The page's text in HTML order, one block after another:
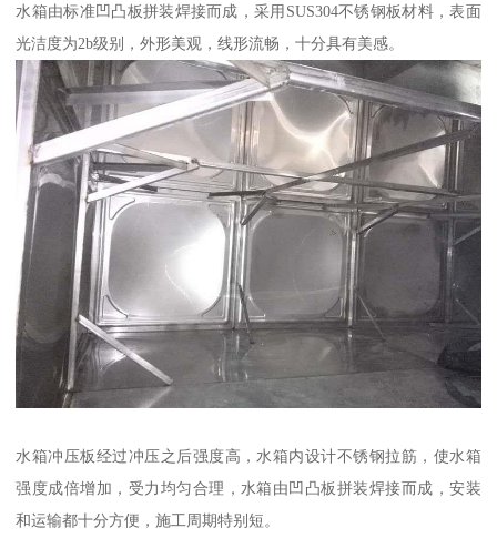
水箱由标准凹凸板拼装焊接而成，采用SUS304不锈钢板材料，表面
光洁度为2b级别，外形美观，线形流畅，十分具有美感。
水箱冲压板经过冲压之后强度高，水箱内设计不锈钢拉筋，使水箱
强度成倍增加，受力均匀合理，水箱由凹凸板拼装焊接而成，安装
和运输都十分方便，施工周期特别短。